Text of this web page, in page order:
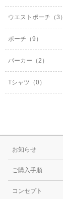
ウエストポーチ（3）
ポーチ（9）
パーカー（2）
Tシャツ（0）
お知らせ
ご購入手順
コンセプト